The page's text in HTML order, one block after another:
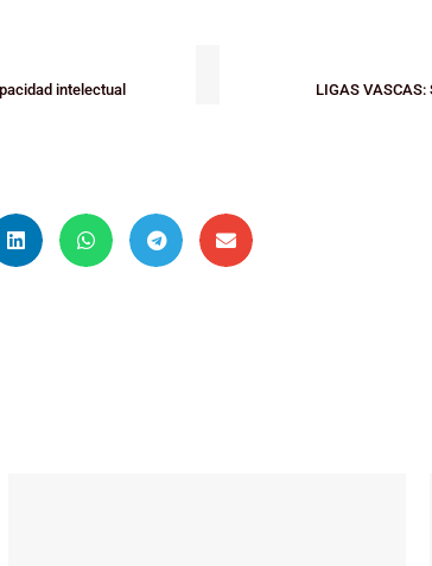
intelectual LIGAS